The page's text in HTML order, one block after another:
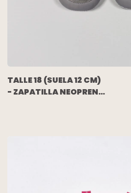
TALLE 18 (SUELA 12 CM)
- ZAPATILLA NEOPREN